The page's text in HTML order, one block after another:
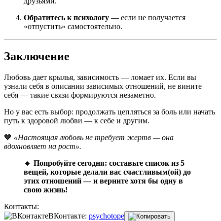
Обратитесь к психологу — если не получается
«отпустить» самостоятельно.
Заключение
Любовь дает крылья, зависимость — ломает их. Если вы
узнали себя в описании зависимых отношений, не вините
себя — такие связи формируются незаметно.
Но у вас есть выбор: продолжать цепляться за боль или начать
путь к здоровой любви — к себе и другим.
💙 «Настоящая любовь не требует жертв — она
вдохновляет на рост».
🔹 Попробуйте сегодня: составьте список из 5
вещей, которые делали вас счастливым(ой) до
этих отношений — и верните хотя бы одну в
свою жизнь!
Контакты:
ВКонтакте: psychotope